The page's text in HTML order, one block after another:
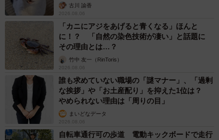
古川 諭香
2026.08.06
「カニにアジをあげると青くなる」ほんと
に！？ 「自然の染色技術が凄い」と話題に
その理由とは…？
竹中 友一（RinToris）
2026.08.06
誰も求めていない職場の「謎マナー」、「過剰
な挨拶」や「お土産配り」を抑えた1位は？
やめられない理由は「周りの目」
まいどなデータ
2026.08.06
自転車通行可の歩道 電動キックボードで走行